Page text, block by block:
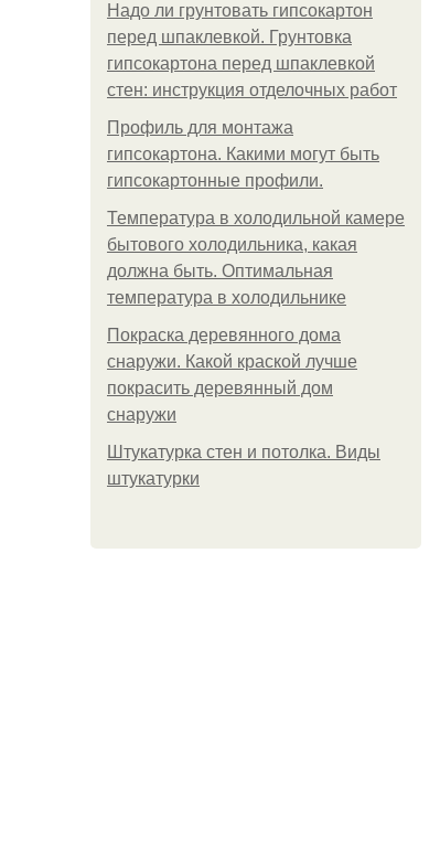
Надо ли грунтовать гипсокартон
перед шпаклевкой. Грунтовка
гипсокартона перед шпаклевкой
стен: инструкция отделочных работ
Профиль для монтажа
гипсокартона. Какими могут быть
гипсокартонные профили.
Температура в холодильной камере
бытового холодильника, какая
должна быть. Оптимальная
температура в холодильнике
Покраска деревянного дома
снаружи. Какой краской лучше
покрасить деревянный дом
снаружи
Штукатурка стен и потолка. Виды
штукатурки